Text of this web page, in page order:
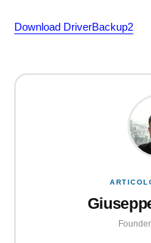
Download DriverBackup2